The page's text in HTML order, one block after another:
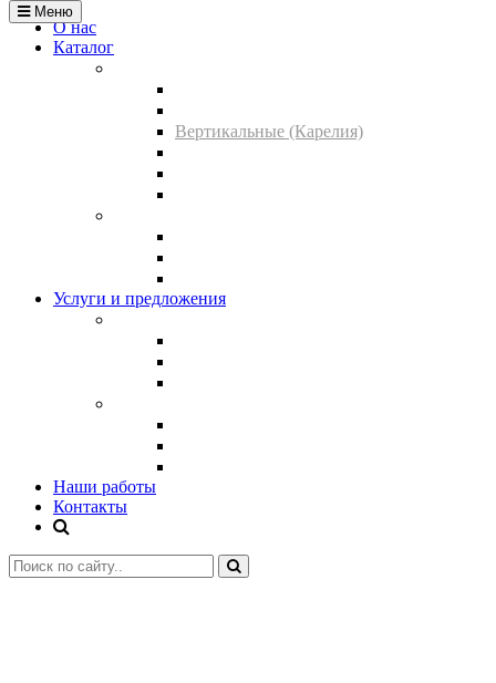
Меню
О нас
Каталог
Вертикальные (Карелия)
Услуги и предложения
Наши работы
Контакты